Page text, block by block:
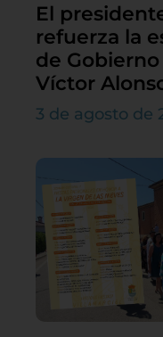
El
refuerza la
de
Víctor
3 de agosto de